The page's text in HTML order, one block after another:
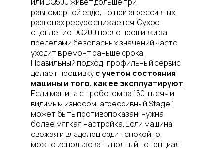
равномерной езде, но при агрессивных
разгонах ресурс снижается. Сухое
сцепление DQ200 после прошивки за
пределами безопасных значений часто
уходит в ремонт раньше срока.
Правильный подход: профильный сервис
делает прошивкус учетом состояния
машины и того, как ее эксплуатируют.
Если машина с пробегом за 150 тысяч и
видимым износом, агрессивный Stage 1
может быть противопоказан, нужна
более мягкая настройка. Если машина
свежая и владелец ездит спокойно,
можно использовать полный потенциал.